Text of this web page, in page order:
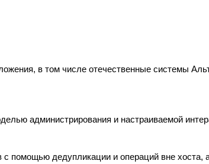
в том числе отечественные системы
администрирования и настраиваемой
помощью дедупликации и операций вне